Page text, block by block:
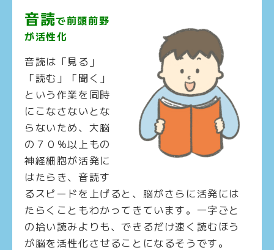
音読で前頭前野
が活性化
音読は「見る」
「読む」「聞く」
という作業を同時
にこなさないとな
らないため、大脳
の７０％以上もの
神経細胞が活発に
はたらき、音読す
るスピードを上げると、脳がさらに活発には
たらくこともわかってきています。一字ごと
の拾い読みよりも、できるだけ速く読むほう
が脳を活性化させることになるそうです。